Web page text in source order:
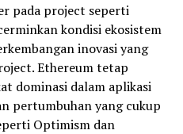
pada project seperti
kondisi ekosistem
inovasi yang
Ethereum tetap
dominasi dalam aplikasi
pertumbuhan yang cukup
Optimism dan